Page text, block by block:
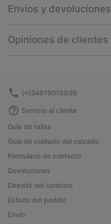
Envíos y devoluciones
Opiniones de clientes
(+)34919015936
Servicio al cliente
Guía de tallas
Guía de cuidado del calzado
Formulario de contacto
Devoluciones
Desistir del contrato
Estado del pedido
Envío